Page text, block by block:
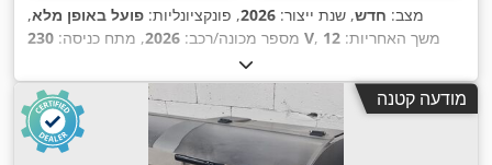
מצב: חדש, שנת ייצור: 2026, פונקציונליות: פועל באופן מלא,
מספר מכונה/רכב: 2026, מתח כניסה: 230 V , משך האחריות: 12
, רוחב חיתוך (מקס.):
20 מ"מ
, סוג זרם כניסה:מזגן, אורך כולל:700 מ"מ , רוחב כולל:800
מ"מ, גובה כולל: 1,195 מ"מ , מתח בקרה: 24 V , הספק נומינלי:
, תדירות כניסה:50 הרץ , דרישת גובה:1,195
, דרישת שטח אורך:700 מ"מ , רוחב נדרש: 800 מ"מ
מודעה קטנה